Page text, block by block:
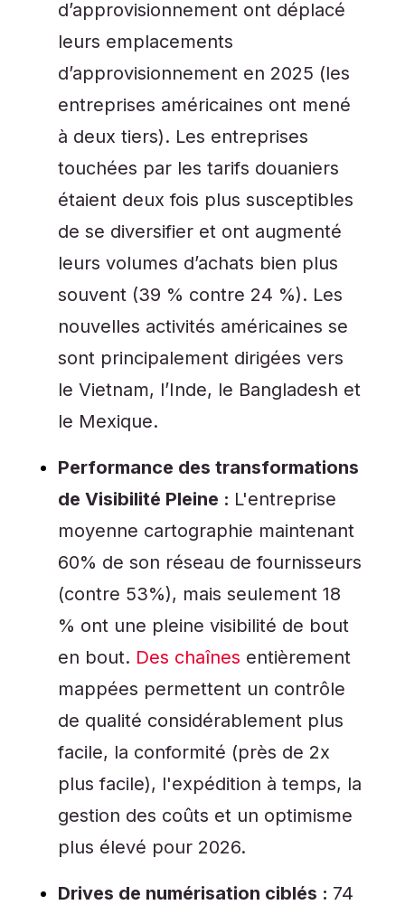
d’approvisionnement ont déplacé
leurs emplacements
d’approvisionnement en 2025 (les
entreprises américaines ont mené
à deux tiers). Les entreprises
touchées par les tarifs douaniers
étaient deux fois plus susceptibles
de se diversifier et ont augmenté
leurs volumes d’achats bien plus
souvent (39 % contre 24 %). Les
nouvelles activités américaines se
sont principalement dirigées vers
le Vietnam, l’Inde, le Bangladesh et
le Mexique.
Performance des transformations
de Visibilité Pleine : L'entreprise
moyenne cartographie maintenant
60% de son réseau de fournisseurs
(contre 53%), mais seulement 18
% ont une pleine visibilité de bout
en bout. Des chaînes entièrement
mappées permettent un contrôle
de qualité considérablement plus
facile, la conformité (près de 2x
plus facile), l'expédition à temps, la
gestion des coûts et un optimisme
plus élevé pour 2026.
Drives de numérisation ciblés : 74